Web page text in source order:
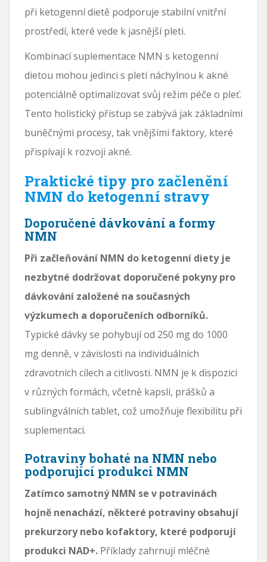
při ketogenní dietě podporuje stabilní vnitřní
prostředí, které vede k jasnější pleti.
Kombinací suplementace NMN s ketogenní
dietou mohou jedinci s pletí náchylnou k akné
potenciálně optimalizovat svůj režim péče o pleť.
Tento holistický přístup se zabývá jak základními
buněčnými procesy, tak vnějšími faktory, které
přispívají k rozvoji akné.
Praktické tipy pro začlenění
NMN do ketogenní stravy
Doporučené dávkování a formy
NMN
Při začleňování NMN do ketogenní diety je
nezbytné dodržovat doporučené pokyny pro
dávkování založené na současných
výzkumech a doporučeních odborníků.
Typické dávky se pohybují od 250 mg do 1000
mg denně, v závislosti na individuálních
zdravotních cílech a citlivosti. NMN je k dispozici
v různých formách, včetně kapslí, prášků a
sublingválních tablet, což umožňuje flexibilitu při
suplementaci.
Potraviny bohaté na NMN nebo
podporující produkci NMN
Zatímco samotný NMN se v potravinách
hojně nenachází, některé potraviny obsahují
prekurzory nebo kofaktory, které podporují
produkci NAD+. Příklady zahrnují mléčné